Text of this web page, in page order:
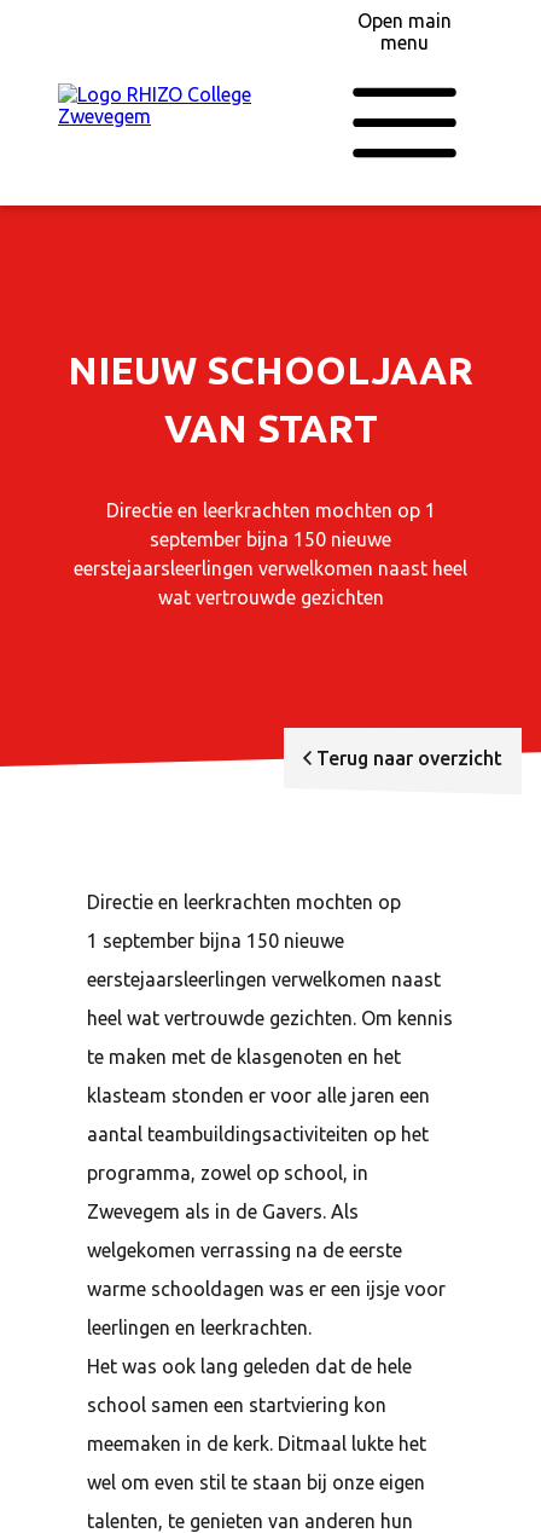
Open main
menu
NIEUW SCHOOLJAAR
VAN START
Directie en leerkrachten mochten op 1
september bijna 150 nieuwe
eerstejaarsleerlingen verwelkomen naast heel
wat vertrouwde gezichten
Terug naar overzicht
Directie en leerkrachten mochten op
1 september bijna 150 nieuwe
eerstejaarsleerlingen verwelkomen naast
heel wat vertrouwde gezichten. Om kennis
te maken met de klasgenoten en het
klasteam stonden er voor alle jaren een
aantal teambuildingsactiviteiten op het
programma, zowel op school, in
Zwevegem als in de Gavers. Als
welgekomen verrassing na de eerste
warme schooldagen was er een ijsje voor
leerlingen en leerkrachten.
Het was ook lang geleden dat de hele
school samen een startviering kon
meemaken in de kerk. Ditmaal lukte het
wel om even stil te staan bij onze eigen
talenten, te genieten van anderen hun